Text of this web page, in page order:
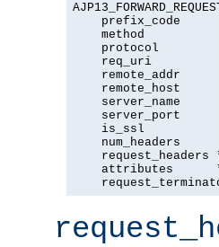
prefix_code
method
protocol
req_uri
remote_addr
remote_host
server_name
server_port
is_ssl
num_headers
request_headers
attributes